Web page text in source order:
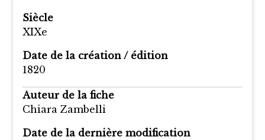
Siècle
XIXe
Date de la création / édition
1820
Auteur de la fiche
Chiara Zambelli
Date de la dernière modification